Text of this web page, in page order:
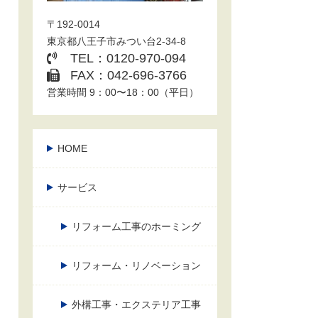
〒192-0014
東京都八王子市みつい台2-34-8
TEL：0120-970-094
FAX：042-696-3766
営業時間 9：00〜18：00（平日）
HOME
サービス
リフォーム工事のホーミング
リフォーム・リノベーション
外構工事・エクステリア工事